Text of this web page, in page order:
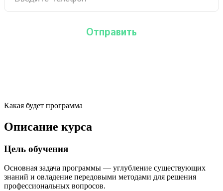
Какая будет программа
Описание курса
Цель обучения
Основная задача программы — углубление существующих
знаний и овладение передовыми методами для решения
профессиональных вопросов.